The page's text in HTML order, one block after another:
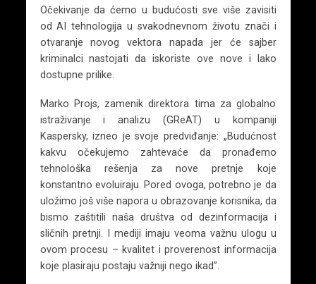
Očekivanje da ćemo u budućosti sve više zavisiti
od AI tehnologija u svakodnevnom životu znači i
otvaranje novog vektora napada jer će sajber
kriminalci nastojati da iskoriste ove nove i lako
dostupne prilike.
Marko Projs, zamenik direktora tima za globalno
istraživanje i analizu (GReAT) u kompaniji
Kaspersky, izneo je svoje predviđanje: „Budućnost
kakvu očekujemo zahtevaće da pronađemo
tehnološka rešenja za nove pretnje koje
konstantno evoluiraju. Pored ovoga, potrebno je da
uložimo još više napora u obrazovanje korisnika, da
bismo zaštitili naša društva od dezinformacija i
sličnih pretnji. I mediji imaju veoma važnu ulogu u
ovom procesu – kvalitet i proverenost informacija
koje plasiraju postaju važniji nego ikad”.